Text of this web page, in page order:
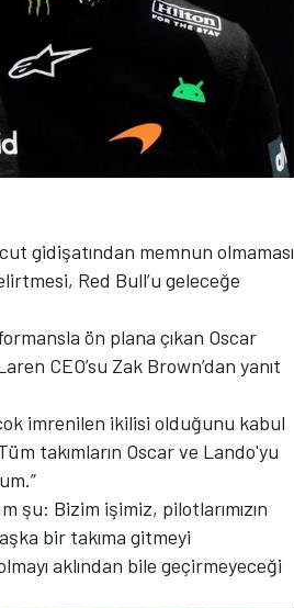
gidişatından memnun olmaması
Red Bull’u geleceğe
ön plana çıkan Oscar
CEO’su Zak Brown’dan yanıt
imrenilen ikilisi olduğunu kabul
takımların Oscar ve Lando'yu
şu: Bizim işimiz, pilotlarımızın
bir takıma gitmeyi
aklından bile geçirmeyeceği